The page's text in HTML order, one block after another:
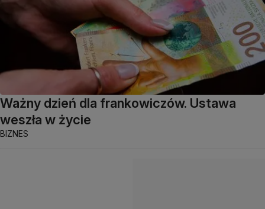
Ważny dzień dla frankowiczów. Ustawa
weszła w życie
BIZNES